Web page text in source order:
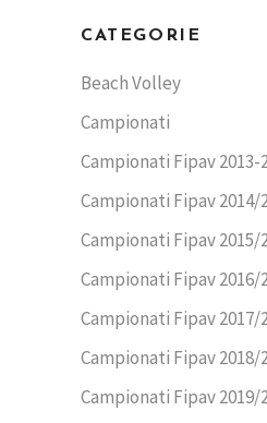
CATEGORIE
Beach Volley
Campionati
Campionati Fipav 2013-
Campionati Fipav 2014/
Campionati Fipav 2015/
Campionati Fipav 2016/
Campionati Fipav 2017/
Campionati Fipav 2018/
Campionati Fipav 2019/